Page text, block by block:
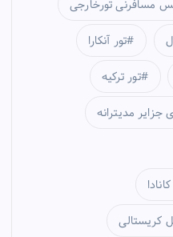
مسافرنی تورخارجی
تور آنکارا
تور ترکیه
جزایر مدیترانه
کریستالی